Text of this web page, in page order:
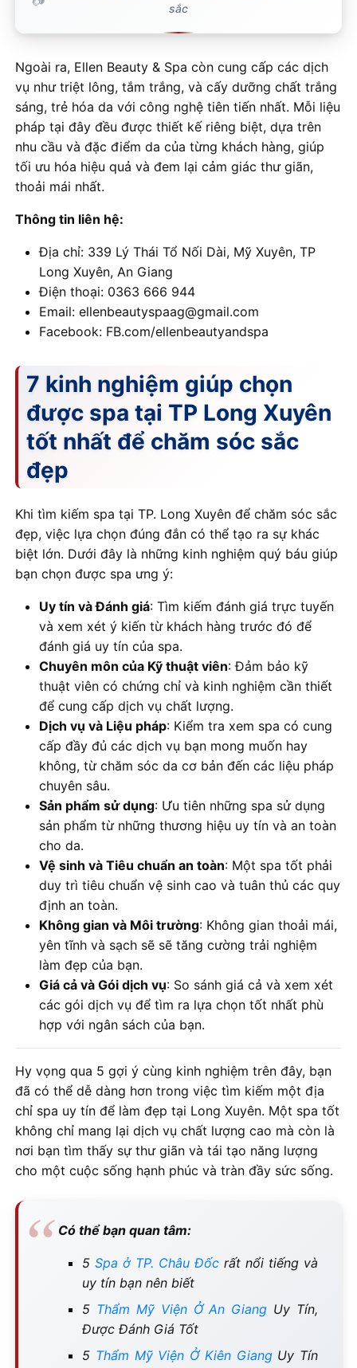
sắc
Ngoài ra, Ellen Beauty & Spa còn cung cấp các dịch
vụ như triệt lông, tắm trắng, và cấy dưỡng chất trắng
sáng, trẻ hóa da với công nghệ tiên tiến nhất. Mỗi liệu
pháp tại đây đều được thiết kế riêng biệt, dựa trên
nhu cầu và đặc điểm da của từng khách hàng, giúp
tối ưu hóa hiệu quả và đem lại cảm giác thư giãn,
thoải mái nhất.
Thông tin liên hệ:
Địa chỉ: 339 Lý Thái Tổ Nối Dài, Mỹ Xuyên, TP
Long Xuyên, An Giang
Điện thoại: 0363 666 944
Email: ellenbeautyspaag@gmail.com
Facebook: FB.com/ellenbeautyandspa
7 kinh nghiệm giúp chọn
được spa tại TP Long Xuyên
tốt nhất để chăm sóc sắc
đẹp
Khi tìm kiếm spa tại TP. Long Xuyên để chăm sóc sắc
đẹp, việc lựa chọn đúng đắn có thể tạo ra sự khác
biệt lớn. Dưới đây là những kinh nghiệm quý báu giúp
bạn chọn được spa ưng ý:
Uy tín và Đánh giá: Tìm kiếm đánh giá trực tuyến
và xem xét ý kiến từ khách hàng trước đó để
đánh giá uy tín của spa.
Chuyên môn của Kỹ thuật viên: Đảm bảo kỹ
thuật viên có chứng chỉ và kinh nghiệm cần thiết
để cung cấp dịch vụ chất lượng.
Dịch vụ và Liệu pháp: Kiểm tra xem spa có cung
cấp đầy đủ các dịch vụ bạn mong muốn hay
không, từ chăm sóc da cơ bản đến các liệu pháp
chuyên sâu.
Sản phẩm sử dụng: Ưu tiên những spa sử dụng
sản phẩm từ những thương hiệu uy tín và an toàn
cho da.
Vệ sinh và Tiêu chuẩn an toàn: Một spa tốt phải
duy trì tiêu chuẩn vệ sinh cao và tuân thủ các quy
định an toàn.
Không gian và Môi trường: Không gian thoải mái,
yên tĩnh và sạch sẽ sẽ tăng cường trải nghiệm
làm đẹp của bạn.
Giá cả và Gói dịch vụ: So sánh giá cả và xem xét
các gói dịch vụ để tìm ra lựa chọn tốt nhất phù
hợp với ngân sách của bạn.
Hy vọng qua 5 gợi ý cùng kinh nghiệm trên đây, bạn
đã có thể dễ dàng hơn trong việc tìm kiếm một địa
chỉ spa uy tín để làm đẹp tại Long Xuyên. Một spa tốt
không chỉ mang lại dịch vụ chất lượng cao mà còn là
nơi bạn tìm thấy sự thư giãn và tái tạo năng lượng
cho một cuộc sống hạnh phúc và tràn đầy sức sống.
Có thể bạn quan tâm:
5 Spa ở TP. Châu Đốc rất nổi tiếng và
uy tín bạn nên biết
5 Thẩm Mỹ Viện Ở An Giang Uy Tín,
Được Đánh Giá Tốt
5 Thẩm Mỹ Viện Ở Kiên GiangUy Tín